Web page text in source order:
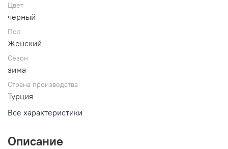
Цвет
черный
Пол
Женский
Сезон
зима
Страна производства
Турция
Все характеристики
Описание